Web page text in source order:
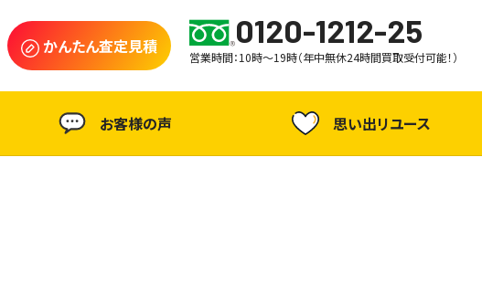
かんたん査定見積 0120-1212-25
営業時間：10時～19時（年中無休24時間買取受付可能！）
お客様の声 思い出リユース